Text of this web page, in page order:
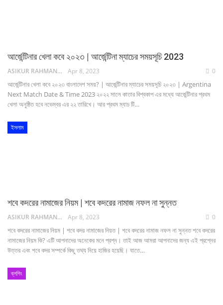
আর্জেন্টিনার খেলা কবে ২০২৩ | আর্জেন্টিনা ম্যাচের সময়সূচি 2023
ASIKUR RAHMAN NAIM Apr 8, 2023 0
আর্জেন্টিনার খেলা কবে ২০২৩ বাংলাদেশ সময়? | আর্জেন্টিনার ম্যাচের সময়সূচি ২০২৩ | Argentina
Next Match Date & Time 2023 ২০২২ সালে কাতার বিশ্বকাপ এর মধ্যে আর্জেন্টিনার প্রথম
খেলা অনুষ্ঠিত হবে নভেম্বর এর ২২ তারিখে। আর প্রথম ম্যাচ টি…
ইসলাম
শবে কদরের নামাজের নিয়ম | শবে কদরের নামাজ নফল না সুন্নত
ASIKUR RAHMAN NAIM Apr 8, 2023 0
শবে কদরের নামাজের নিয়ম | শবে কদর নামাজের নিয়ত | শবে কদরের নামাজ নফল না সুন্নত শবে কদরের
নামাজের নিয়ম কি? এটি আপনাদের অনেকের মনে প্রশ্ন। তাই আজ আমরা আপনাদের জন্য এই প্রশ্নের
উত্তর এবং শবে কদর সম্পর্কে কিছু তথ্য নিয়ে হাজির হয়েছি। যাতে…
ব্লগিং